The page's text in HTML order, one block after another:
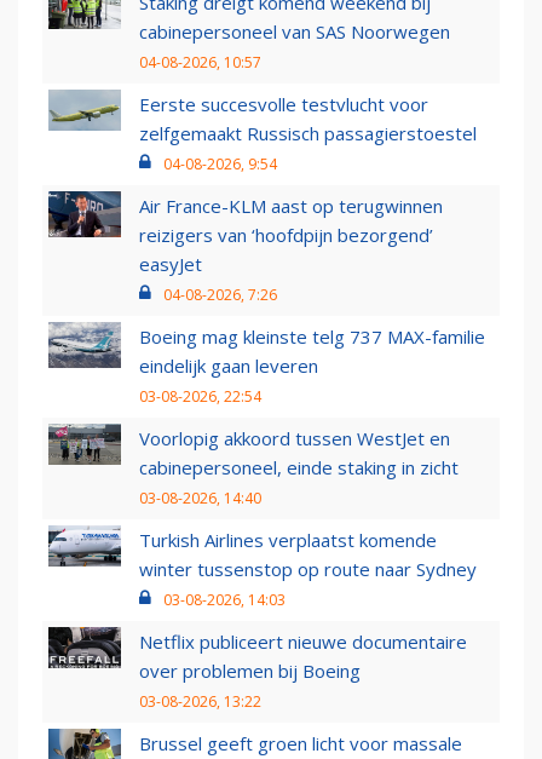
cabinepersoneel van SAS Noorwegen
04-08-2026, 10:57
Eerste succesvolle testvlucht voor
zelfgemaakt Russisch passagierstoestel
04-08-2026, 9:54
Air France-KLM aast op terugwinnen
reizigers van ‘hoofdpijn bezorgend’
easyJet
04-08-2026, 7:26
Boeing mag kleinste telg 737 MAX-familie
eindelijk gaan leveren
03-08-2026, 22:54
Voorlopig akkoord tussen WestJet en
cabinepersoneel, einde staking in zicht
03-08-2026, 14:40
Turkish Airlines verplaatst komende
winter tussenstop op route naar Sydney
03-08-2026, 14:03
Netflix publiceert nieuwe documentaire
over problemen bij Boeing
03-08-2026, 13:22
Brussel geeft groen licht voor massale